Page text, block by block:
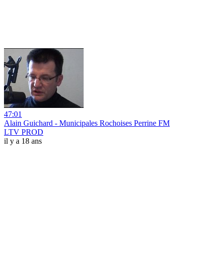
47:01
Alain Guichard - Municipales Rochoises Perrine FM
LTV PROD
il y a 18 ans